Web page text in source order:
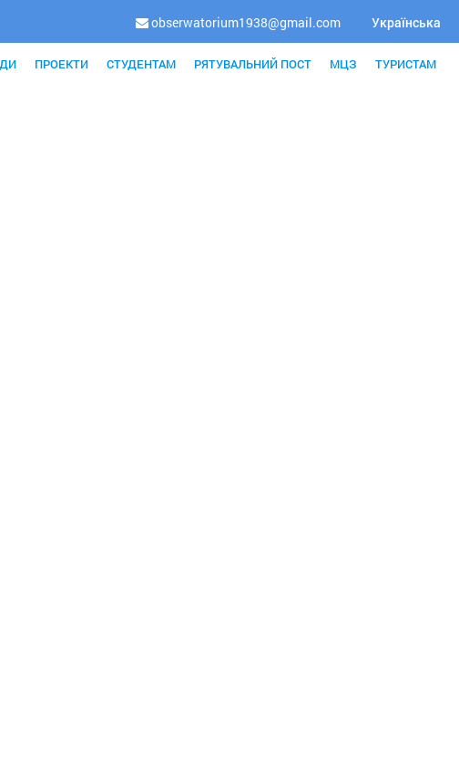
obserwatorium1938@gmail.com Українська
ПРОЕКТИ СТУДЕНТАМ РЯТУВАЛЬНИЙ ПОСТ МЦЗ ТУРИСТАМ